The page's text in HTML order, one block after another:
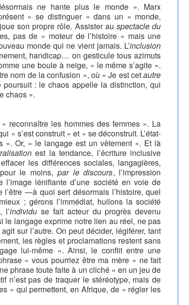
ne hante plus le monde ». Marx
« se distinguer » dans un « monde,
son propre rôle. Assister auspectacledu
pas de « moteur de l’histoire » mais une
monde qui ne vient jamais. L’inclusion
handicap… on gesticule tous azimuts
une boule à neige, « le même s’agite ».
nom de la confusion », où « Je est cetautre
: le chaos appelle la distinction, qui
chaos ».
reconnaître les hommes des femmes ». La
« s’est construit » et « se déconstruit. L’état-
». Or, « le langage est un vêtement ». Et là
est la tendance, l’écriture inclusive
les différences sociales, langagières,
le moins, par le discours, l’impression
l’image lénifiante d’une société en voie de
l’être —à quoi sert désormais l’histoire, quel
; gérons l’immédiat, huilons la société
l’individu se fait acteur du progrès devenu
le langage exprime notre lien au réel, ne pas
sur l’autre. On peut décider, légiférer, tant
les règles et proclamations restent sans
lui-même ». Ainsi, le conflit entre une
« vous pourriez être ma mère » ne fait
phrase toute faite à un cliché » en un jeu de
n’est pas de traquer le stéréotype, mais de
» qui permettent, en Afrique, de « régler les